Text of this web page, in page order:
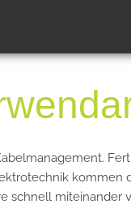
kommen
schnell miteinander